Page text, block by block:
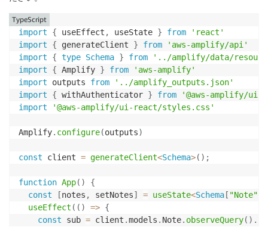
import { useEffect , useState } from
'react'
import
{ generateClient } from
'aws-amplify/api'
import
{ type Schema } from
'../amplify/data/
import
{ Amplify } from
'aws-amplify'
import outputs from
'../amplify_outputs.json'
import
{ withAuthenticator } from
'@aws-amplify/ui-
import
'@aws-amplify/ui-react/styles.css'
Amplify. configure(outputs)
const client = generateClient<Schema>( ) ;
function App( )
{
const
[notes , setNotes] = useState<Schema [ "Note"
useEffect ( ( ) => {
const sub = client .models . Note. observeQuery( ) .
TypeScript